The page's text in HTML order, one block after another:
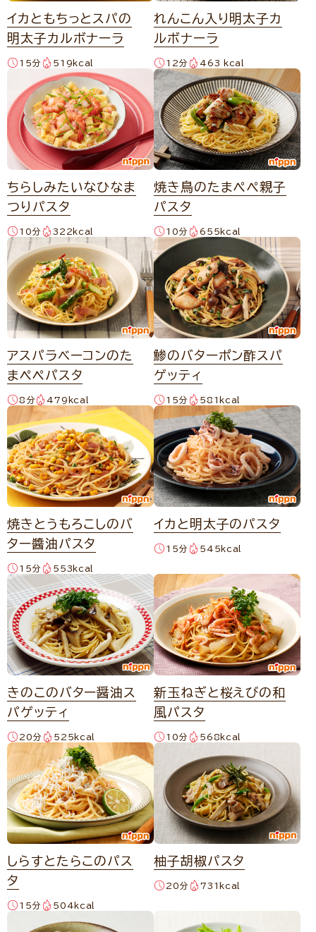
イカともちっとスパの
明太子カルボナーラ
15分 519kcal
れんこん入り明太子カ
ルボナーラ
12分 463 kcal
ちらしみたいなひなま
つりパスタ
10分 322kcal
焼き鳥のたまぺぺ親子
パスタ
10分 655kcal
アスパラベーコンのた
まペペパスタ
8分 479kcal
鯵のバターポン酢スパ
ゲッティ
15分 581kcal
焼きとうもろこしのバ
ター醬油パスタ
15分 553kcal
イカと明太子のパスタ
15分 545kcal
きのこのバター醤油ス
パゲッティ
20分 525kcal
新玉ねぎと桜えびの和
風パスタ
10分 568kcal
しらすとたらこのパス
タ
15分 504kcal
柚子胡椒パスタ
20分 731kcal